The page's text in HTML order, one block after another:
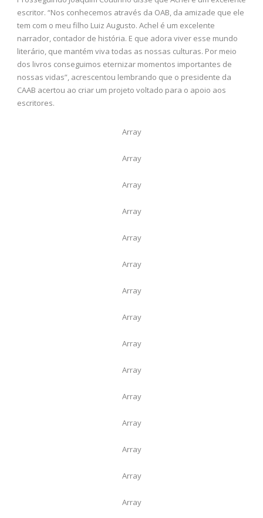
escritor. “Nos conhecemos através da OAB, da amizade que ele
tem com o meu filho Luiz Augusto. Achel é um excelente
narrador, contador de história. E que adora viver esse mundo
literário, que mantém viva todas as nossas culturas. Por meio
dos livros conseguimos eternizar momentos importantes de
nossas vidas”, acrescentou lembrando que o presidente da
CAAB acertou ao criar um projeto voltado para o apoio aos
escritores.
Array
Array
Array
Array
Array
Array
Array
Array
Array
Array
Array
Array
Array
Array
Array